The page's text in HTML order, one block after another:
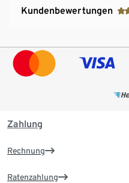
Kundenbewertungen
Zahlung
Rechnung
Ratenzahlung